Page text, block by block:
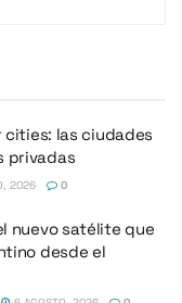
cities: las ciudades
privadas
2026 0
nuevo satélite que
desde el